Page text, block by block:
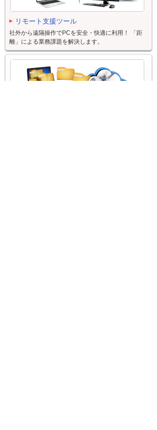
リモート支援ツール
社外から遠隔操作でPCを安全・快適に利用！ 「距
離」による業務課題を解決します。